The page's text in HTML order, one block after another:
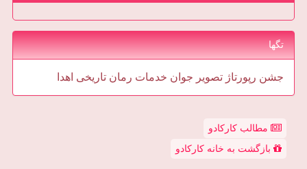
تگها
جشن رپورتاژ تصویر جوان خدمات رمان تاریخی اهدا
مطالب کارکادو
بازگشت به خانه کارکادو